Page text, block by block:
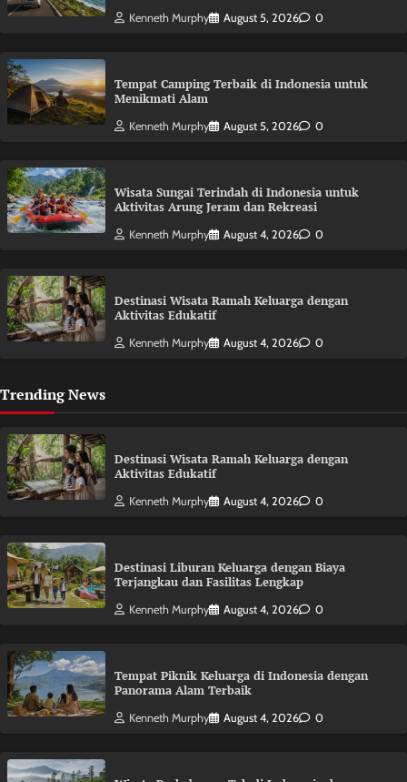
Kenneth Murphy August 5, 2026 0
Tempat Camping Terbaik di Indonesia untuk
Menikmati Alam
Kenneth Murphy August 5, 2026 0
Wisata Sungai Terindah di Indonesia untuk
Aktivitas Arung Jeram dan Rekreasi
Kenneth Murphy August 4, 2026 0
Destinasi Wisata Ramah Keluarga dengan
Aktivitas Edukatif
Kenneth Murphy August 4, 2026 0
Trending News
Destinasi Wisata Ramah Keluarga dengan
Aktivitas Edukatif
Kenneth Murphy August 4, 2026 0
Destinasi Liburan Keluarga dengan Biaya
Terjangkau dan Fasilitas Lengkap
Kenneth Murphy August 4, 2026 0
Tempat Piknik Keluarga di Indonesia dengan
Panorama Alam Terbaik
Kenneth Murphy August 4, 2026 0